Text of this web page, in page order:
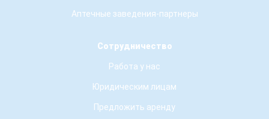
Аптечные заведения-партнеры
Сотрудничество
Работа у нас
Юридическим лицам
Предложить аренду